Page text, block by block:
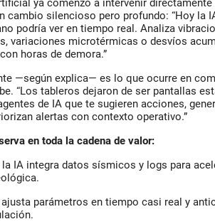
ya comenzó a intervenir
cambio silencioso pero profundo: “Hoy la
podría ver en tiempo real. Analiza
variaciones microtérmicas o desvíos
horas de demora.”
—según explica— es lo que ocurre en
“Los tableros dejaron de ser pantallas
de IA que te sugieren acciones,
alertas con contexto operativo.”
en toda la cadena de valor:
la IA integra datos sísmicos y logs para
ajusta parámetros en tiempo casi real y